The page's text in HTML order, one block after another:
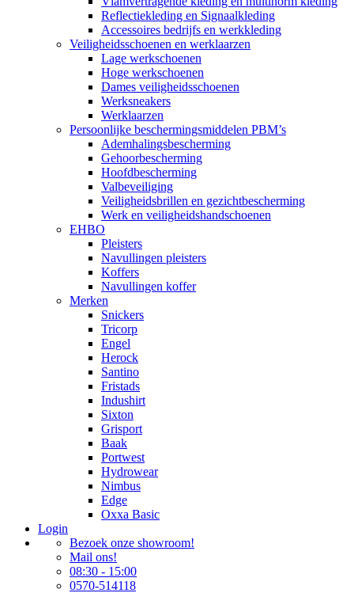
Reflectiekleding en Signaalkleding
Accessoires bedrijfs en werkkleding
Veiligheidsschoenen en werklaarzen
Lage werkschoenen
Hoge werkschoenen
Dames veiligheidsschoenen
Werksneakers
Werklaarzen
Persoonlijke beschermingsmiddelen PBM’s
Ademhalingsbescherming
Gehoorbescherming
Hoofdbescherming
Valbeveiliging
Veiligheidsbrillen en gezichtbescherming
Werk en veiligheidshandschoenen
EHBO
Pleisters
Navullingen pleisters
Koffers
Navullingen koffer
Merken
Snickers
Tricorp
Engel
Herock
Santino
Fristads
Indushirt
Sixton
Grisport
Baak
Portwest
Hydrowear
Nimbus
Edge
Oxxa Basic
Login
Bezoek onze showroom!
Mail ons!
08:30 - 15:00
0570-514118